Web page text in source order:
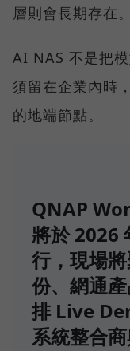
層則會長期存在。
AI NAS 不是把
須留在企業內時
的地端節點。
QNAP
將於 2026
行，現場
份、網通
排 Live
系統整合商